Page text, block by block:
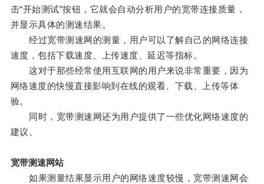
击“开始测试”按钮，它就会自动分析用户的宽带连接质量，
并显示具体的测速结果。
经过宽带测速网的测量，用户可以了解自己的网络连接
速度，包括下载速度、上传速度、延迟等指标。
这对于那些经常使用互联网的用户来说非常重要，因为
网络速度的快慢直接影响到在线的观看、下载、上传等体
验。
同时，宽带测速网还为用户提供了一些优化网络速度的
建议。
宽带测速网站
如果测量结果显示用户的网络速度较慢，宽带测速网会